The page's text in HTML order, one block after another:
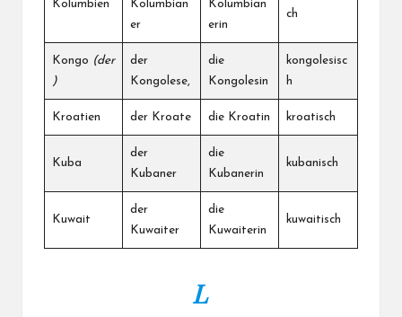
Kolumbien
Kolumbian
er
Kolumbian
erin
ch
Kongo (der
)
der
Kongolese,
die
Kongolesin
kongolesisc
h
Kroatien der Kroate die Kroatin kroatisch
Kuba
der
Kubaner
die
Kubanerin
kubanisch
Kuwait
der
Kuwaiter
die
Kuwaiterin
kuwaitisch
L